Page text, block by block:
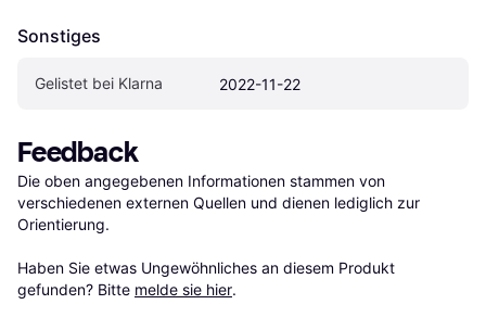
Sonstiges
Gelistet bei Klarna 2022-11-22
Feedback
Die oben angegebenen Informationen stammen von
verschiedenen externen Quellen und dienen lediglich zur
Orientierung.
Haben Sie etwas Ungewöhnliches an diesem Produkt
gefunden? Bitte melde sie hier.